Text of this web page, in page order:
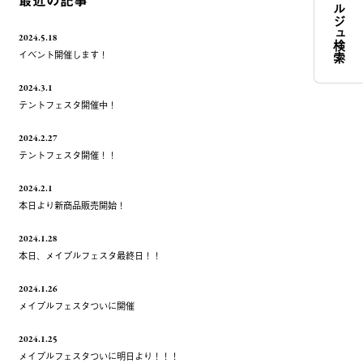
2024.5.18
イベント開催します！
2024.3.1
テントフェスタ開催中！
2024.2.27
テントフェスタ開催！！
2024.2.1
本日より新商品販売開始！
2024.1.28
本日、メイプルフェスタ最終日！！
2024.1.26
メイプルフェスタついに開催
2024.1.25
メイプルフェスタついに明日より！！！